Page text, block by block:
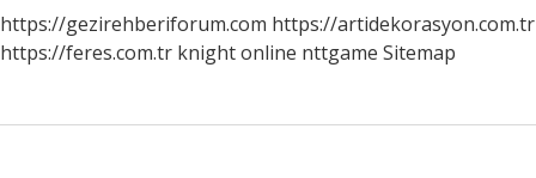
https://gezirehberiforum.com https://artidekorasyon.com.tr
https://feres.com.tr knight online nttgame Sitemap